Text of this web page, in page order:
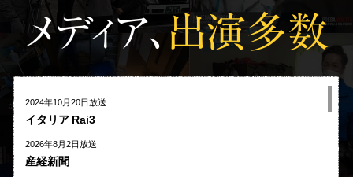
メディア、出演多数
2024年10月20日放送
イタリア Rai3
2026年8月2日放送
産経新聞